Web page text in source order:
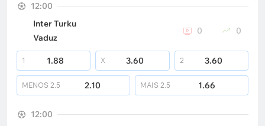
12:00
Inter Turku
Vaduz
0 0
1 1.88 X 3.60 2 3.60
MENOS 2.5 2.10 MAIS 2.5 1.66
12:00